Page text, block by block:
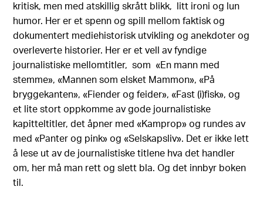
kritisk, men med atskillig skrått blikk, litt ironi og lun
humor. Her er et spenn og spill mellom faktisk og
dokumentert mediehistorisk utvikling og anekdoter og
overleverte historier. Her er et vell av fyndige
journalistiske mellomtitler, som «En mann med
stemme», «Mannen som elsket Mammon», «På
bryggekanten», «Fiender og feider», «Fast (i)fisk», og
et lite stort oppkomme av gode journalistiske
kapitteltitler, det åpner med «Kamprop» og rundes av
med «Panter og pink» og «Selskapsliv». Det er ikke lett
å lese ut av de journalistiske titlene hva det handler
om, her må man rett og slett bla. Og det innbyr boken
til.